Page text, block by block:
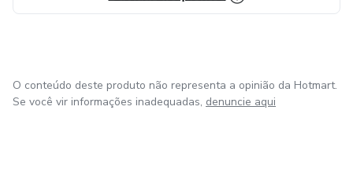
O conteúdo deste produto não representa a opinião da Hotmart.
Se você vir informações inadequadas, denuncie aqui